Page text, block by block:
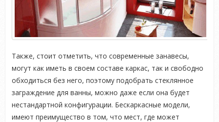
Также, стоит отметить, что современные занавесы,
могут как иметь в своем составе каркас, так и свободно
обходиться без него, поэтому подобрать стеклянное
заграждение для ванны, можно даже если она будет
нестандартной конфигурации. Бескаркасные модели,
имеют преимущество в том, что мест, где может